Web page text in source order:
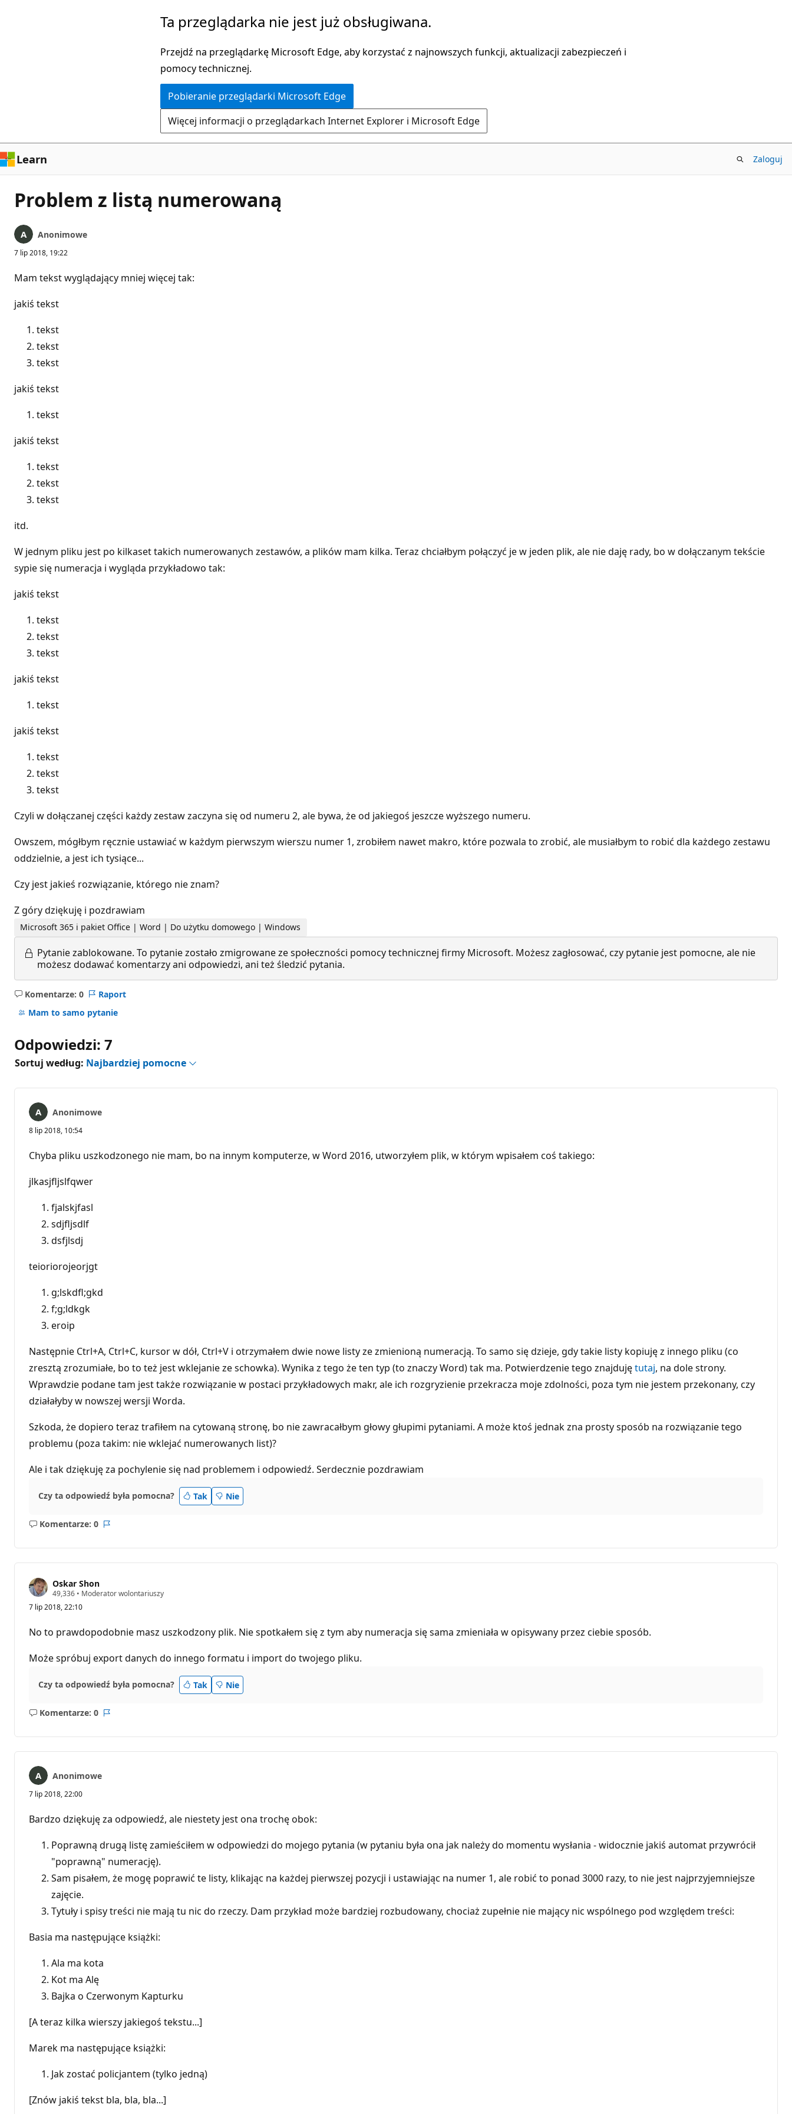
Ta przeglądarka nie jest już obsługiwana.
Przejdź na przeglądarkę Microsoft Edge, aby korzystać z najnowszych funkcji, aktualizacji zabezpieczeń i
pomocy technicznej.
Pobieranie przeglądarki Microsoft Edge
Więcej informacji o przeglądarkach Internet Explorer i Microsoft Edge
Learn Zaloguj
Problem z listą numerowaną
Anonimowe
7 lip 2018, 19:22
Mam tekst wyglądający mniej więcej tak:
jakiś tekst
tekst
tekst
tekst
jakiś tekst
tekst
jakiś tekst
tekst
tekst
tekst
itd.
W jednym pliku jest po kilkaset takich numerowanych zestawów, a plików mam kilka. Teraz chciałbym połączyć je w jeden plik, ale nie daję rady, bo w dołączanym tekście
sypie się numeracja i wygląda przykładowo tak:
jakiś tekst
tekst
tekst
tekst
jakiś tekst
tekst
jakiś tekst
tekst
tekst
tekst
Czyli w dołączanej części każdy zestaw zaczyna się od numeru 2, ale bywa, że od jakiegoś jeszcze wyższego numeru.
Owszem, mógłbym ręcznie ustawiać w każdym pierwszym wierszu numer 1, zrobiłem nawet makro, które pozwala to zrobić, ale musiałbym to robić dla każdego zestawu
oddzielnie, a jest ich tysiące...
Czy jest jakieś rozwiązanie, którego nie znam?
Z góry dziękuję i pozdrawiam
Microsoft 365 i pakiet Office | Word | Do użytku domowego | Windows
Pytanie zablokowane. To pytanie zostało zmigrowane ze społeczności pomocy technicznej firmy Microsoft. Możesz zagłosować, czy pytanie jest pomocne, ale nie
możesz dodawać komentarzy ani odpowiedzi, ani też śledzić pytania.
Komentarze: 0
Brak
komentarzy
Raport
Mam to samo pytanie
Odpowiedzi: 7
Sortuj według: Najbardziej pomocne
Anonimowe
8 lip 2018, 10:54
Chyba pliku uszkodzonego nie mam, bo na innym komputerze, w Word 2016, utworzyłem plik, w którym wpisałem coś takiego:
jlkasjfljslfqwer
fjalskjfasl
sdjfljsdlf
dsfjlsdj
teioriorojeorjgt
g;lskdfl;gkd
f;g;ldkgk
eroip
Następnie Ctrl+A, Ctrl+C, kursor w dół, Ctrl+V i otrzymałem dwie nowe listy ze zmienioną numeracją. To samo się dzieje, gdy takie listy kopiuję z innego pliku (co
zresztą zrozumiałe, bo to też jest wklejanie ze schowka). Wynika z tego że ten typ (to znaczy Word) tak ma. Potwierdzenie tego znajdujętutaj, na dole strony.
Wprawdzie podane tam jest także rozwiązanie w postaci przykładowych makr, ale ich rozgryzienie przekracza moje zdolności, poza tym nie jestem przekonany, czy
działałyby w nowszej wersji Worda.
Szkoda, że dopiero teraz trafiłem na cytowaną stronę, bo nie zawracałbym głowy głupimi pytaniami. A może ktoś jednak zna prosty sposób na rozwiązanie tego
problemu (poza takim: nie wklejać numerowanych list)?
Ale i tak dziękuję za pochylenie się nad problemem i odpowiedź. Serdecznie pozdrawiam
Czy ta odpowiedź była pomocna? Tak Nie
Komentarze: 0
Brak
Oskar Shon
49,336 P
n
t
y
e
p
t
a
i
• Moderator wolontariuszy
7 lip 2018, 22:10
No to prawdopodobnie masz uszkodzony plik. Nie spotkałem się z tym aby numeracja się sama zmieniała w opisywany przez ciebie sposób.
Może spróbuj export danych do innego formatu i import do twojego pliku.
Czy ta odpowiedź była pomocna? Tak Nie
Komentarze: 0
Brak
Anonimowe
7 lip 2018, 22:00
Bardzo dziękuję za odpowiedź, ale niestety jest ona trochę obok:
Poprawną drugą listę zamieściłem w odpowiedzi do mojego pytania (w pytaniu była ona jak należy do momentu wysłania - widocznie jakiś automat przywrócił
"poprawną" numerację).
Sam pisałem, że mogę poprawić te listy, klikając na każdej pierwszej pozycji i ustawiając na numer 1, ale robić to ponad 3000 razy, to nie jest najprzyjemniejsze
zajęcie.
Tytuły i spisy treści nie mają tu nic do rzeczy. Dam przykład może bardziej rozbudowany, chociaż zupełnie nie mający nic wspólnego pod względem treści:
Basia ma następujące książki:
Ala ma kota
Kot ma Alę
Bajka o Czerwonym Kapturku
[A teraz kilka wierszy jakiegoś tekstu...]
Marek ma następujące książki:
Jak zostać policjantem (tylko jedną)
[Znów jakiś tekst bla, bla, bla...]